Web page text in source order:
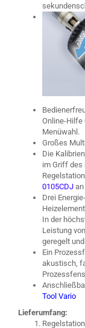
Online-Hilfe
Menüwahl.
Großes
Die
im Griff des
0105CDJ
Drei
In der
Leistung
geregelt
Ein
akustisch,
Tool Vario
Lieferumfang:
Regelstation